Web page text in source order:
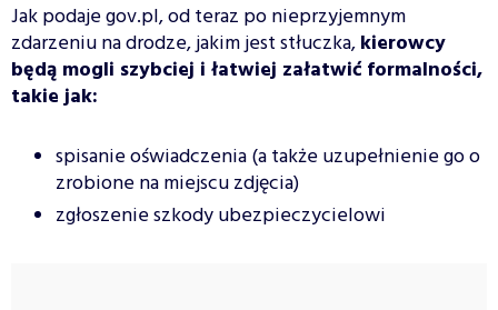
Jak podaje gov.pl, od teraz po nieprzyjemnym
zdarzeniu na drodze, jakim jest stłuczka,kierowcy
będą mogli szybciej i łatwiej załatwić formalności,
takie jak:
spisanie oświadczenia (a także uzupełnienie go o
zrobione na miejscu zdjęcia)
zgłoszenie szkody ubezpieczycielowi